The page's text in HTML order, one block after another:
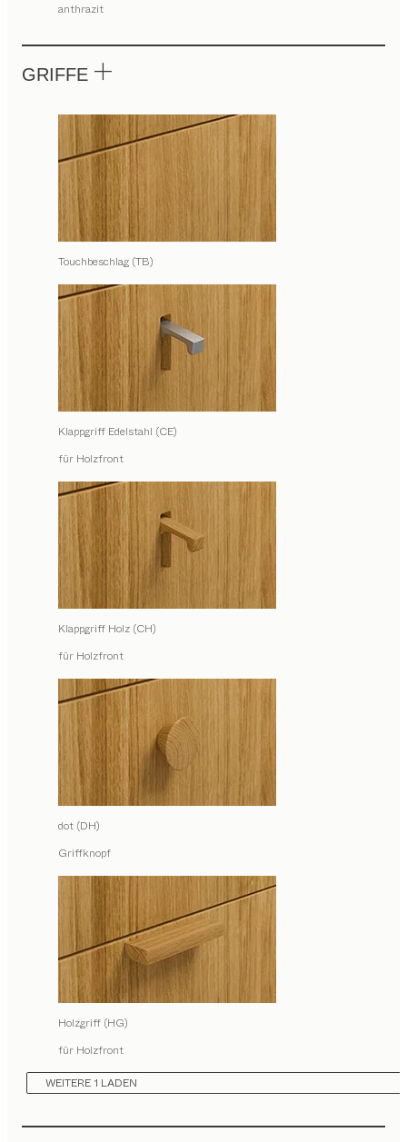
anthrazit
GRIFFE
Touchbeschlag (TB)
Klappgriff Edelstahl (CE)
für Holzfront
Klappgriff Holz (CH)
für Holzfront
dot (DH)
Griffknopf
Holzgriff (HG)
für Holzfront
WEITERE 1 LADEN